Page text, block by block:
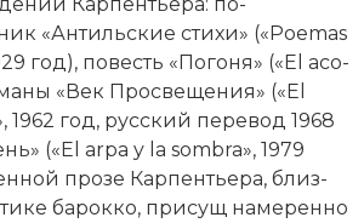
«Ан­тиль­ские сти­хи» («Poe­mas
год), по­весть «По­го­ня» («El aco­
«Век Про­све­ще­ния» («El
1962 год, русский перевод 1968
(«El ar­pa y la som­bra», 1979
про­зе Карпентьера, близ­
ба­рок­ко, при­сущ на­ме­рен­но